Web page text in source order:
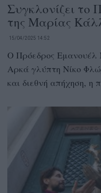
Συγκλονίζει το
της Μαρίας
15/04/2025 14:52
Ο Πρόεδρος Εμανουέλ
Αρκά γλύπτη Νίκο
και διεθνή απήχηση, η